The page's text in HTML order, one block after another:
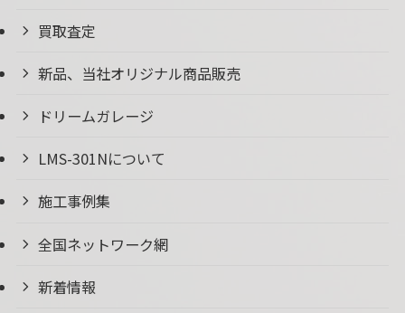
買取査定
新品、当社オリジナル商品販売
ドリームガレージ
LMS-301Nについて
施工事例集
全国ネットワーク網
新着情報